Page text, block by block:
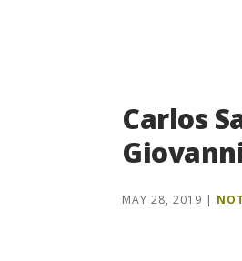
Carlos
MAY 28, 2019 |